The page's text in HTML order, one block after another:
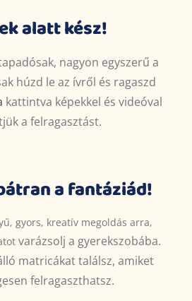
alatt kész!
nagyon egyszerű a
húzd le az ívről és ragaszd
kattintva képekkel és videóval
a felragasztást.
a fantáziád!
gyors, kreatív megoldás arra,
varázsolj a gyerekszobába.
matricákat találsz, amiket
felragaszthatsz.